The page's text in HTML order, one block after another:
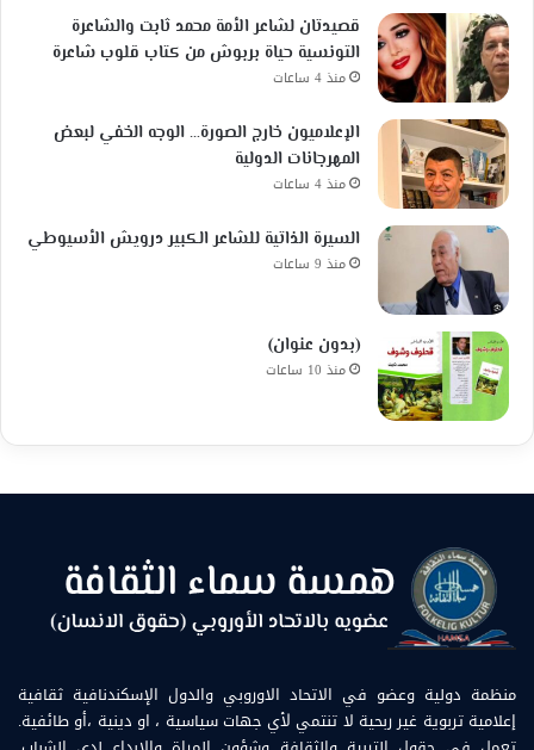
قصيدتان لشاعر الأمة محمد ثابت والشاعرة
التونسية حياة بربوش من كتاب قلوب شاعرة
منذ 4 ساعات
الإعلاميون خارج الصورة… الوجه الخفي لبعض
المهرجانات الدولية
منذ 4 ساعات
السيرة الذاتية للشاعر الكبير درويش الأسيوطي
منذ 9 ساعات
(بدون عنوان)
منذ 10 ساعات
منظمة دولية وعضو في الاتحاد الاوروبي والدول الإسكندنافية ثقافية
إعلامية تربوية غير ربحية لا تنتمي لأي جهات سياسية ، او دينية ،أو طائفية.